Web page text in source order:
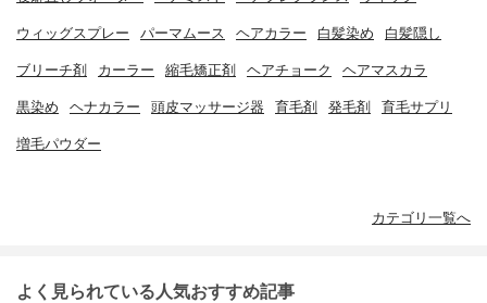
ウィッグスプレー パーマムース ヘアカラー 白髪染め 白髪隠し
ブリーチ剤 カーラー 縮毛矯正剤 ヘアチョーク ヘアマスカラ
黒染め ヘナカラー 頭皮マッサージ器 育毛剤 発毛剤 育毛サプリ
増毛パウダー
カテゴリ一覧へ
よく見られている人気おすすめ記事